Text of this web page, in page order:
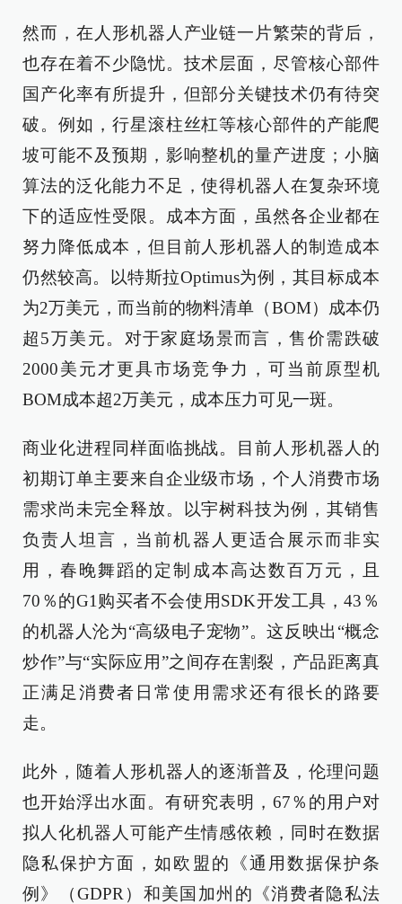
然而，在人形机器人产业链一片繁荣的背后，
也存在着不少隐忧。技术层面，尽管核心部件
国产化率有所提升，但部分关键技术仍有待突
破。例如，行星滚柱丝杠等核心部件的产能爬
坡可能不及预期，影响整机的量产进度；小脑
算法的泛化能力不足，使得机器人在复杂环境
下的适应性受限。成本方面，虽然各企业都在
努力降低成本，但目前人形机器人的制造成本
仍然较高。以特斯拉Optimus为例，其目标成本
为2万美元，而当前的物料清单（BOM）成本仍
超5万美元。对于家庭场景而言，售价需跌破
2000美元才更具市场竞争力，可当前原型机
BOM成本超2万美元，成本压力可见一斑。
商业化进程同样面临挑战。目前人形机器人的
初期订单主要来自企业级市场，个人消费市场
需求尚未完全释放。以宇树科技为例，其销售
负责人坦言，当前机器人更适合展示而非实
用，春晚舞蹈的定制成本高达数百万元，且
70％的G1购买者不会使用SDK开发工具，43％
的机器人沦为“高级电子宠物”。这反映出“概念
炒作”与“实际应用”之间存在割裂，产品距离真
正满足消费者日常使用需求还有很长的路要
走。
此外，随着人形机器人的逐渐普及，伦理问题
也开始浮出水面。有研究表明，67％的用户对
拟人化机器人可能产生情感依赖，同时在数据
隐私保护方面，如欧盟的《通用数据保护条
例》（GDPR）和美国加州的《消费者隐私法